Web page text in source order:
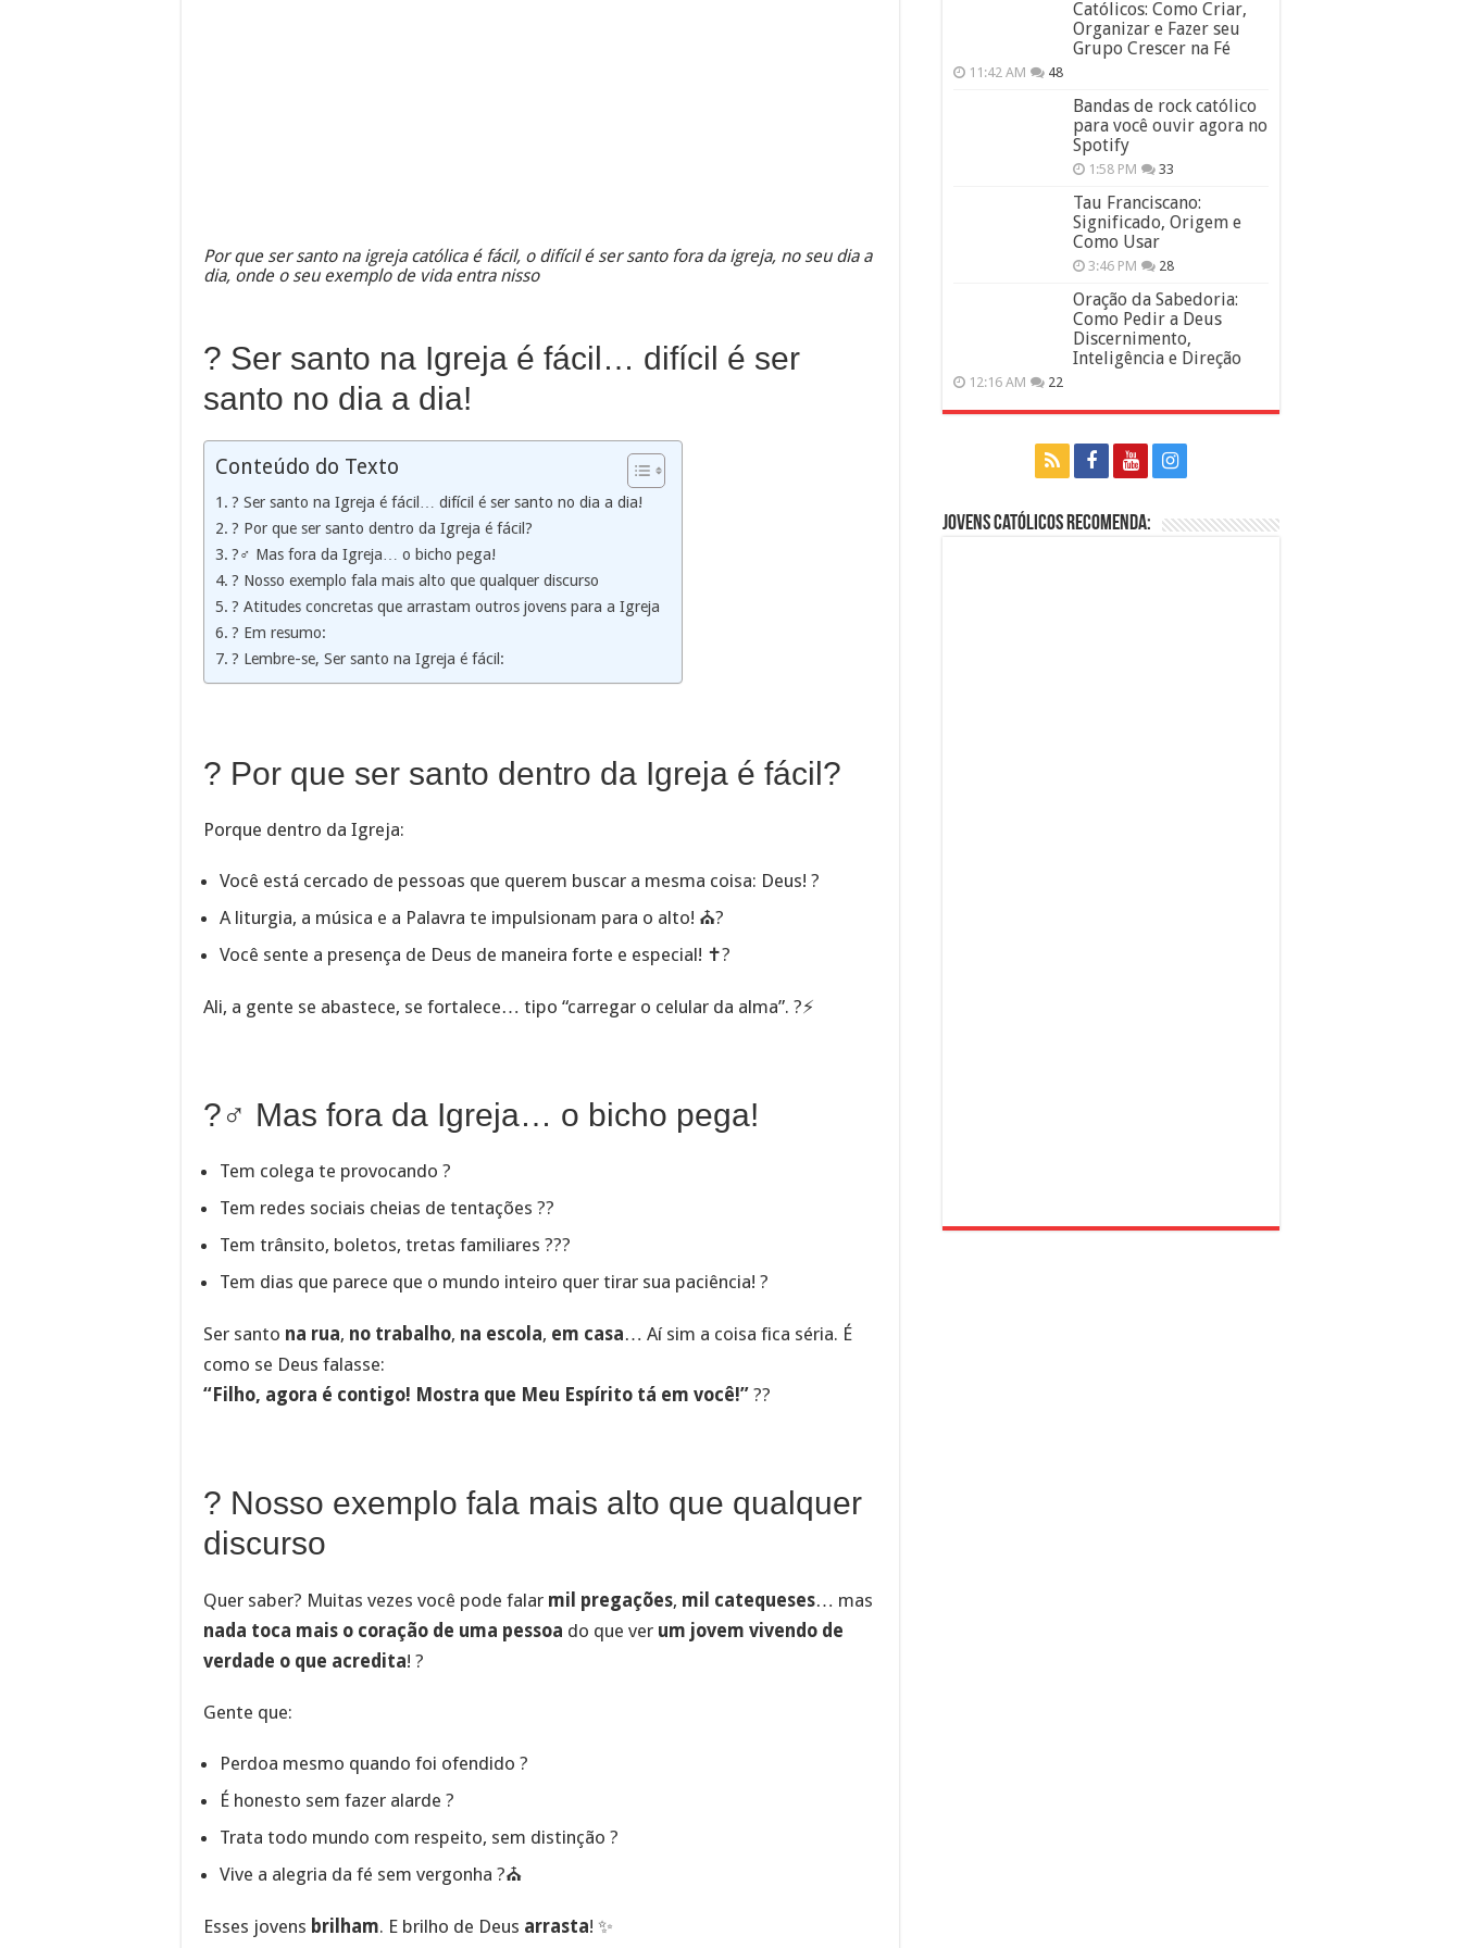
Por que ser santo na igreja católica é fácil, o difícil é ser santo fora da igreja, no seu dia a
dia, onde o seu exemplo de vida entra nisso
? Ser santo na Igreja é fácil… difícil é ser
santo no dia a dia!
Conteúdo do Texto
? Ser santo na Igreja é fácil… difícil é ser santo no dia a dia!
? Por que ser santo dentro da Igreja é fácil?
?‍♂️ Mas fora da Igreja… o bicho pega!
? Nosso exemplo fala mais alto que qualquer discurso
?️ Atitudes concretas que arrastam outros jovens para a Igreja
? Em resumo:
? Lembre-se, Ser santo na Igreja é fácil:
? Por que ser santo dentro da Igreja é fácil?
Porque dentro da Igreja:
Você está cercado de pessoas que querem buscar a mesma coisa: Deus! ?
A liturgia, a música e a Palavra te impulsionam para o alto! ⛪?
Você sente a presença de Deus de maneira forte e especial! ✝️?
Ali, a gente se abastece, se fortalece… tipo “carregar o celular da alma”. ?⚡
?‍♂️ Mas fora da Igreja… o bicho pega!
Tem colega te provocando ?
Tem redes sociais cheias de tentações ??
Tem trânsito, boletos, tretas familiares ???
Tem dias que parece que o mundo inteiro quer tirar sua paciência! ?
Ser santo na rua, no trabalho, na escola, em casa… Aí sim a coisa fica séria. É
como se Deus falasse:
“Filho, agora é contigo! Mostra que Meu Espírito tá em você!” ?️?
? Nosso exemplo fala mais alto que qualquer
discurso
Quer saber? Muitas vezes você pode falar mil pregações, mil catequeses… mas
nada toca mais o coração de uma pessoa do que ver um jovem vivendo de
verdade o que acredita! ?
Gente que:
Perdoa mesmo quando foi ofendido ?
É honesto sem fazer alarde ?
Trata todo mundo com respeito, sem distinção ?
Vive a alegria da fé sem vergonha ?⛪
Esses jovens brilham. E brilho de Deus arrasta! ✨
Católicos: Como Criar,
Organizar e Fazer seu
Grupo Crescer na Fé
11:42 AM 48
Bandas de rock católico
para você ouvir agora no
Spotify
1:58 PM 33
Tau Franciscano:
Significado, Origem e
Como Usar
3:46 PM 28
Oração da Sabedoria:
Como Pedir a Deus
Discernimento,
Inteligência e Direção
12:16 AM 22
Jovens Católicos Recomenda: